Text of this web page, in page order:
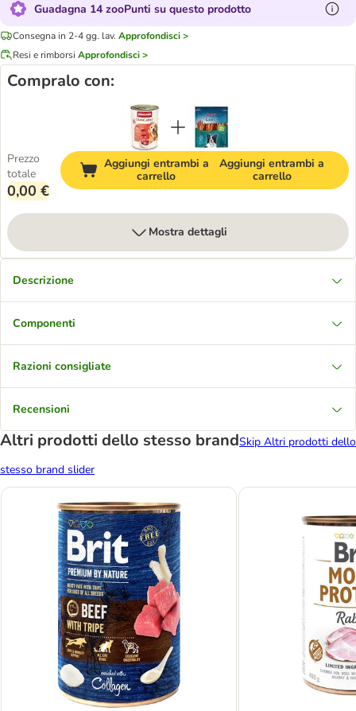
Guadagna 14 zooPunti su questo prodotto
Consegna in 2-4 gg. lav. Approfondisci >
Resi e rimborsi Approfondisci >
Compralo con:
Prezzo
totale
0,00 €
Aggiungi entrambi a
carrello
Aggiungi entrambi a
carrello
Mostra dettagli
Descrizione
Componenti
Razioni consigliate
Recensioni
Altri prodotti dello stesso brandSkip Altri prodotti dello
stesso brand slider